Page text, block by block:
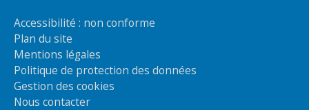
Accessibilité : non conforme
Plan du site
Mentions légales
Politique de protection des données
Gestion des cookies
Nous contacter